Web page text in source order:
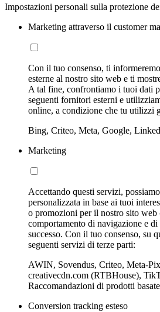
Impostazioni personali sulla protezione
Marketing attraverso il customer
Con il tuo consenso, ti
esterne al nostro sito web e ti
A tal fine, confrontiamo i tuoi dati
seguenti fornitori esterni e
online, a condizione che tu utilizzi
Bing, Criteo, Meta, Google,
Marketing
Accettando questi servizi,
personalizzata in base ai tuoi
o promozioni per il nostro sito web
comportamento di navigazione e
successo. Con il tuo consenso, su
seguenti servizi di terze parti:
AWIN, Sovendus, Criteo, Meta-
creativecdn.com (RTBHouse),
Raccomandazioni di prodotti
Conversion tracking esteso